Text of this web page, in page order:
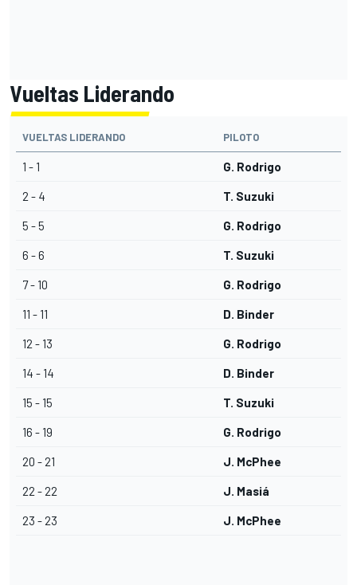
Vueltas Liderando
VUELTAS LIDERANDO PILOTO
1 - 1 G. Rodrigo
2 - 4 T. Suzuki
5 - 5 G. Rodrigo
6 - 6 T. Suzuki
7 - 10 G. Rodrigo
11 - 11 D. Binder
12 - 13 G. Rodrigo
14 - 14 D. Binder
15 - 15 T. Suzuki
16 - 19 G. Rodrigo
20 - 21 J. McPhee
22 - 22 J. Masiá
23 - 23 J. McPhee